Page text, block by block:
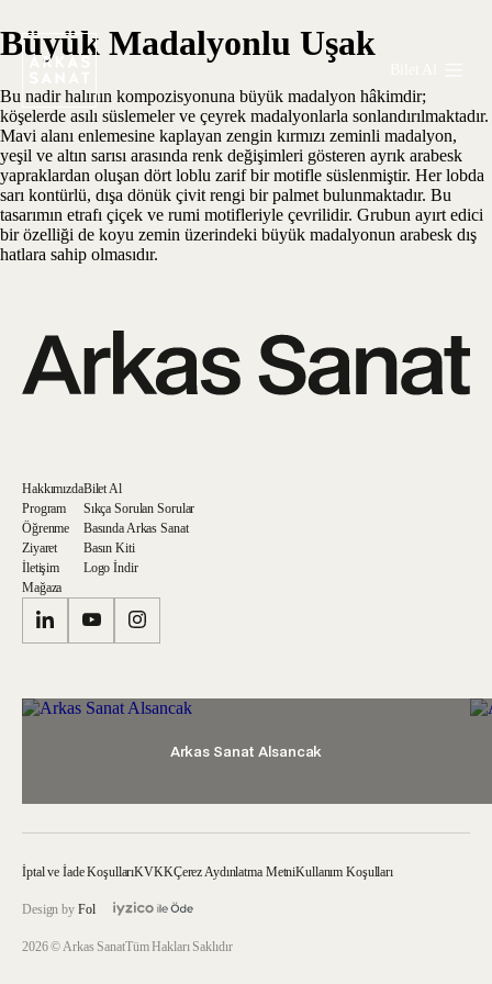
Büyük Madalyonlu Uşak
Bu nadir halının kompozisyonuna büyük madalyon hâkimdir;
köşelerde asılı süslemeler ve çeyrek madalyonlarla sonlandırılmaktadır.
Mavi alanı enlemesine kaplayan zengin kırmızı zeminli madalyon,
yeşil ve altın sarısı arasında renk değişimleri gösteren ayrık arabesk
yapraklardan oluşan dört loblu zarif bir motifle süslenmiştir. Her lobda
sarı kontürlü, dışa dönük çivit rengi bir palmet bulunmaktadır. Bu
tasarımın etrafı çiçek ve rumi motifleriyle çevrilidir. Grubun ayırt edici
bir özelliği de koyu zemin üzerindeki büyük madalyonun arabesk dış
hatlara sahip olmasıdır.
Hakkımızda
Program
Öğrenme
Ziyaret
İletişim
Mağaza
Bilet Al
Sıkça Sorulan Sorular
Basında Arkas Sanat
Basın Kiti
Logo İndir
Arkas Sanat Alsancak
2026 © Arkas SanatTüm Hakları Saklıdır
İptal ve İade KoşullarıKVKKÇerez Aydınlatma MetniKullanım Koşulları
Design by Fol